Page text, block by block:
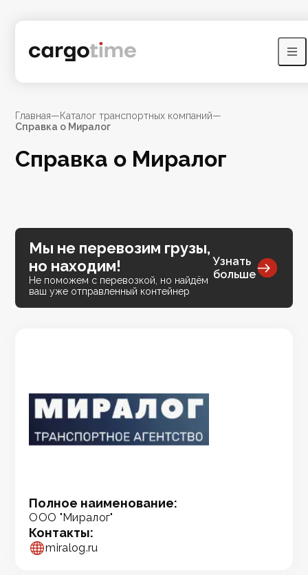
Главная—Каталог транспортных компаний—
Справка о Миралог
Справка о Миралог
Полное наименование:
ООО "Миралог"
Контакты:
miralog.ru
Мы не перевозим грузы,
но находим!
Не поможем с перевозкой, но найдём
ваш уже отправленный контейнер
Узнать
больше